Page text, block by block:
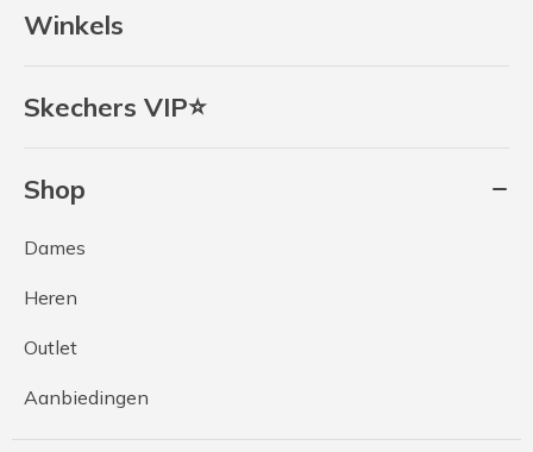
Winkels
Skechers VIP⭐
Shop
Dames
Heren
Outlet
Aanbiedingen